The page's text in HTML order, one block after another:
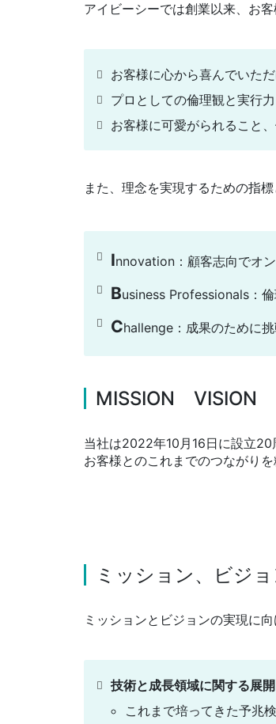
アイビーシーでは創業以来、お
お客様に心から喜んでいた
プロとしての倫理観と実行
お客様に可愛がられること
また、理念を実現するための指
Innovation：顧客志向でオ
Business Professionals：
Challenge：成果のために
MISSION VISION
当社は2022年10月16日に設立20
お客様とのこれまでのつながり
ミッション、ビジ
ミッションとビジョンの実現に
技術と成長領域に関する展開
これまで培ってきた予兆